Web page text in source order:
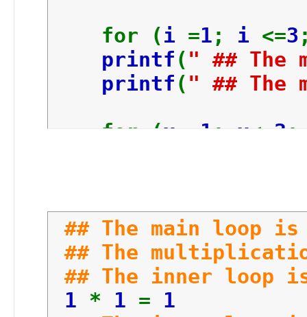
for (i =1 ; i <=3
printf ( " ## The
printf ( " ## The
for (x 1 ; x <= 3
} <--
} <-- في النهاية
printf
## The main loop
## The
## The inner loop
1 * 1 = 1